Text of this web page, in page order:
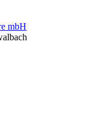
mbH